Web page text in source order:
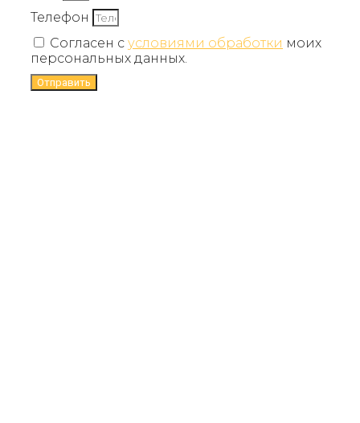
Телефон
Согласен с условиями обработки моих
персональных данных.
Отправить